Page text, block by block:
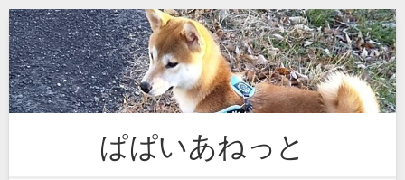
Skip
to
content
ぱぱいあねっと